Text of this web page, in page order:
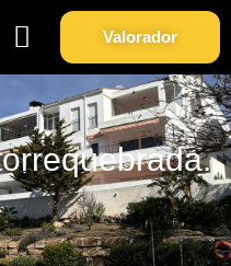
Valorador